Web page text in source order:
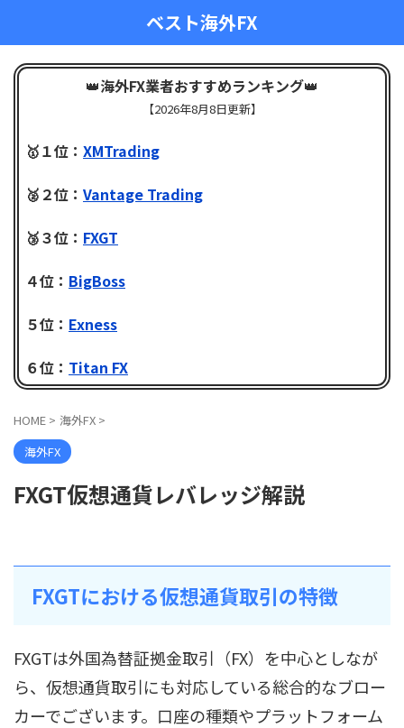
ベスト海外FX
👑海外FX業者おすすめランキング👑
【2026年8月8日更新】
🥇１位： XMTrading
🥈２位： Vantage Trading
🥉３位： FXGT
４位： BigBoss
５位： Exness
６位： Titan FX
HOME > 海外FX >
海外FX
FXGT仮想通貨レバレッジ解説
FXGTにおける仮想通貨取引の特徴
FXGTは外国為替証拠金取引（FX）を中心としなが
ら、仮想通貨取引にも対応している総合的なブロー
カーでございます。口座の種類やプラットフォーム